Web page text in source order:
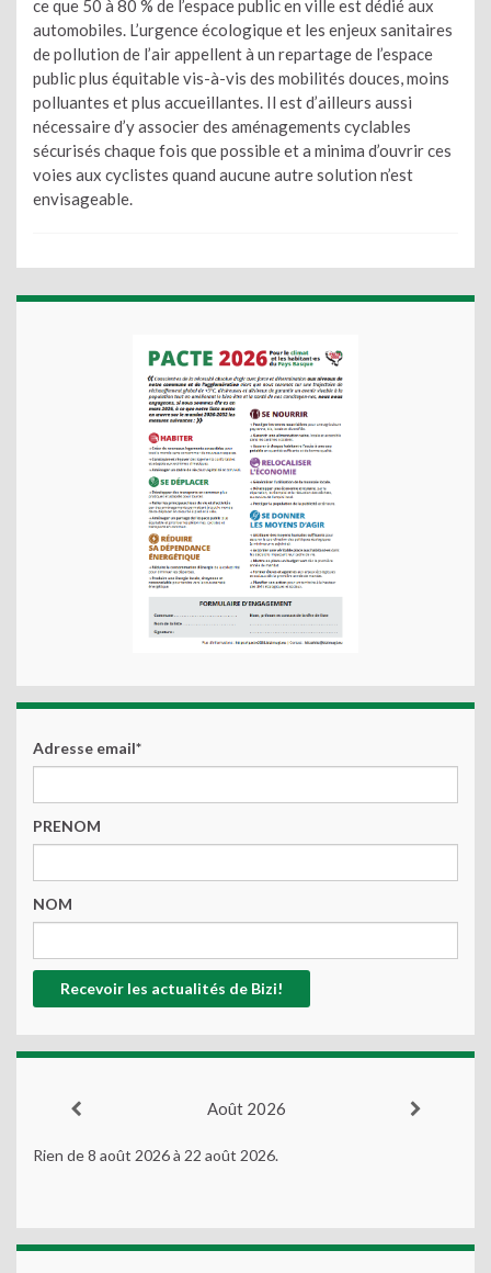
ce que 50 à 80 % de l’espace public en ville est dédié aux
automobiles. L’urgence écologique et les enjeux sanitaires
de pollution de l’air appellent à un repartage de l’espace
public plus équitable vis-à-vis des mobilités douces, moins
polluantes et plus accueillantes. Il est d’ailleurs aussi
nécessaire d’y associer des aménagements cyclables
sécurisés chaque fois que possible et a minima d’ouvrir ces
voies aux cyclistes quand aucune autre solution n’est
envisageable.
Adresse email*
PRENOM
NOM
Août 2026
Rien de 8 août 2026 à 22 août 2026.